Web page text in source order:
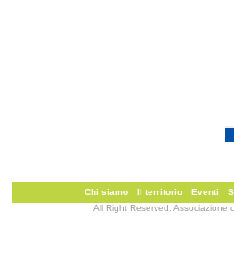
Chi siamo Il territorio Eventi
All Right Reserved: